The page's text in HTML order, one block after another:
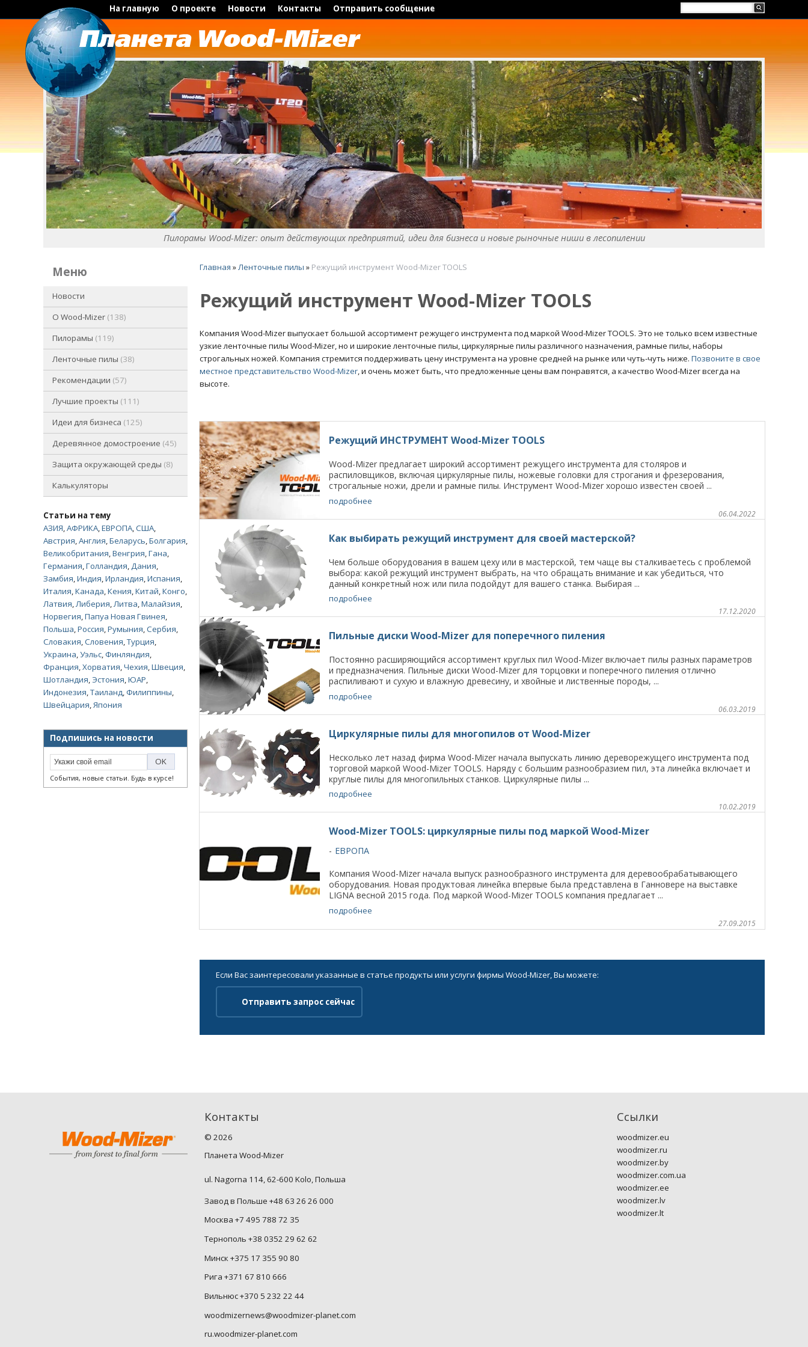
На главную О проекте Новости Контакты Отправить сообщение
Пилорамы Wood-Mizer: опыт действующих предприятий, идеи для бизнеса и новые рыночные ниши в лесопилении
меню
Новости
O Wood-Mizer 138
Пилорамы 119
Ленточные пилы 38
Рекомендации 57
Лучшие проекты 111
Идеи для бизнеса 125
Деревянное домостроение 45
Защита окружающей среды 8
Калькуляторы
Статьи на тему
АЗИЯ,АФРИКА,ЕВРОПА,США,
Австрия,Англия,Беларусь,Болгария,
Великобритания,Венгрия,Гана,
Германия,Голландия,Дания,
Замбия,Индия,Ирландия,Испания,
Италия,Канада,Кения,Китай,Конго,
Латвия,Либерия,Литва,Малайзия,
Норвегия,Папуа Новая Гвинея,
Польша,Россия,Румыния,Сербия,
Словакия,Словения,Турция,
Украина,Уэльс,Финляндия,
Франция,Хорватия,Чехия,Швеция,
Шотландия, Эстония,ЮАР,
Индонезия,Таиланд,Филиппины,
Швейцария,Япония
Подпишись на новости
События, новые статьи. Будь в курсе!
Главная »Ленточные пилы » Режущий инструмент Wood-Mizer TOOLS
Режущий инструмент Wood-Mizer TOOLS
Компания Wood-Mizer выпускает большой ассортимент режущего инструмента под маркой Wood-Mizer TOOLS. Это не только всем известные
узкие ленточные пилы Wood-Mizer, но и широкие ленточные пилы, циркулярные пилы различного назначения, рамные пилы, наборы
строгальных ножей. Компания стремится поддерживать цену инструмента на уровне средней на рынке или чуть-чуть ниже. Позвоните в свое
местное представительство Wood-Mizer, и очень может быть, что предложенные цены вам понравятся, а качество Wood-Mizer всегда на
высоте.
Режущий ИНСТРУМЕНТ Wood-Mizer TOOLS
Wood-Mizer предлагает широкий ассортимент режущего инструмента для столяров и
распиловщиков, включая циркулярные пилы, ножевые головки для строгания и фрезерования,
строгальные ножи, дрели и рамные пилы. Инструмент Wood-Mizer хорошо известен своей ...
подробнее
06.04.2022
Как выбирать режущий инструмент для своей мастерской?
Чем больше оборудования в вашем цеху или в мастерской, тем чаще вы сталкиваетесь с проблемой
выбора: какой режущий инструмент выбрать, на что обращать внимание и как убедиться, что
данный конкретный нож или пила подойдут для вашего станка. Выбирая ...
подробнее
17.12.2020
Пильные диски Wood-Mizer для поперечного пиления
Постоянно расширяющийся ассортимент круглых пил Wood-Mizer включает пилы разных параметров
и предназначения. Пильные диски Wood-Mizer для торцовки и поперечного пиления отлично
распиливают и сухую и влажную древесину, и хвойные и лиственные породы, ...
подробнее
06.03.2019
Циркулярные пилы для многопилов от Wood-Mizer
Несколько лет назад фирма Wood-Mizer начала выпускать линию дереворежущего инструмента под
торговой маркой Wood-Mizer TOOLS. Наряду с большим разнообразием пил, эта линейка включает и
круглые пилы для многопильных станков. Циркулярные пилы ...
подробнее
10.02.2019
Wood-Mizer TOOLS: циркулярные пилы под маркой Wood-Mizer
ЕВРОПА
Компания Wood-Mizer начала выпуск разнообразного инструмента для деревообрабатывающего
оборудования. Новая продуктовая линейка впервые была представлена в Ганновере на выставке
LIGNA весной 2015 года. Под маркой Wood-Mizer TOOLS компания предлагает ...
подробнее
27.09.2015
Если Вас заинтересовали указанные в статье продукты или услуги фирмы Wood-Mizer, Вы можете:
Отправить запрос сейчас
Контакты Ссылки
© 2026
Планета Wood-Mizer
ul. Nagorna 114, 62-600 Kolo, Польша
Завод в Польше +48 63 26 26 000
Москва +7 495 788 72 35
Тернополь +38 0352 29 62 62
Минск +375 17 355 90 80
Рига +371 67 810 666
Вильнюс +370 5 232 22 44
woodmizernews@woodmizer-planet.com
ru.woodmizer-planet.com
woodmizer.eu
woodmizer.ru
woodmizer.by
woodmizer.com.ua
woodmizer.ee
woodmizer.lv
woodmizer.lt